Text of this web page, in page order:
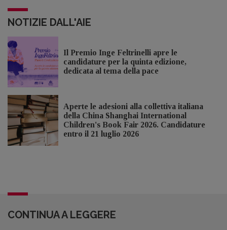
NOTIZIE DALL'AIE
Il Premio Inge Feltrinelli apre le
candidature per la quinta edizione,
dedicata al tema della pace
Aperte le adesioni alla collettiva italiana
della China Shanghai International
Children's Book Fair 2026. Candidature
entro il 21 luglio 2026
CONTINUA A LEGGERE